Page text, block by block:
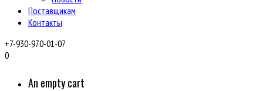
Поставщикам
Контакты
+7-930-970-01-07
0
An empty cart